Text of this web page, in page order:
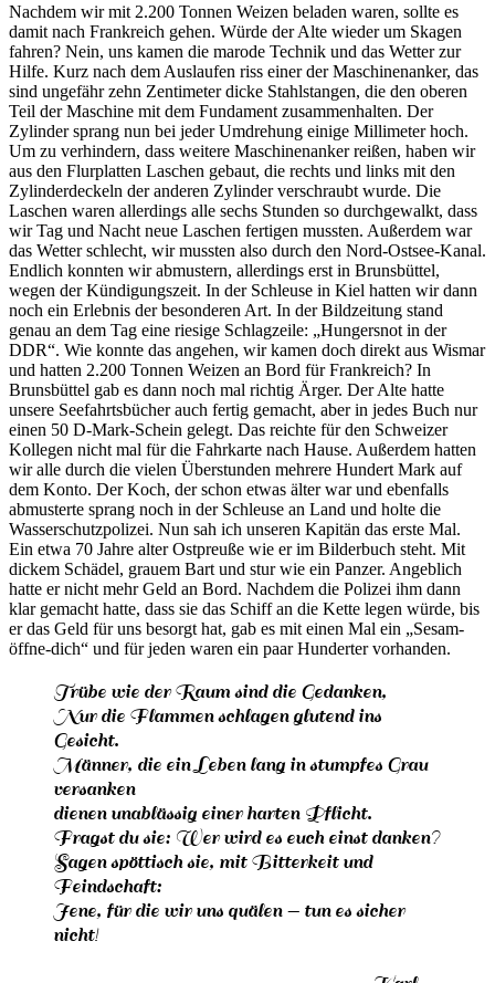
Nachdem wir mit 2.200 Tonnen Weizen beladen waren, sollte es
damit nach Frankreich gehen. Würde der Alte wieder um Skagen
fahren? Nein, uns kamen die marode Technik und das Wetter zur
Hilfe. Kurz nach dem Auslaufen riss einer der Maschinenanker, das
sind ungefähr zehn Zentimeter dicke Stahlstangen, die den oberen
Teil der Maschine mit dem Fundament zusammenhalten. Der
Zylinder sprang nun bei jeder Umdrehung einige Millimeter hoch.
Um zu verhindern, dass weitere Maschinenanker reißen, haben wir
aus den Flurplatten Laschen gebaut, die rechts und links mit den
Zylinderdeckeln der anderen Zylinder verschraubt wurde. Die
Laschen waren allerdings alle sechs Stunden so durchgewalkt, dass
wir Tag und Nacht neue Laschen fertigen mussten. Außerdem war
das Wetter schlecht, wir mussten also durch den Nord-Ostsee-Kanal.
Endlich konnten wir abmustern, allerdings erst in Brunsbüttel,
wegen der Kündigungszeit. In der Schleuse in Kiel hatten wir dann
noch ein Erlebnis der besonderen Art. In der Bildzeitung stand
genau an dem Tag eine riesige Schlagzeile:
Hungersnot in der
DDR . Wie konnte das angehen, wir kamen doch direkt aus Wismar
und hatten 2.200 Tonnen Weizen an Bord für Frankreich? In
Brunsbüttel gab es dann noch mal richtig Ärger. Der Alte hatte
unsere Seefahrtsbücher auch fertig gemacht, aber in jedes Buch nur
einen 50 D-Mark-Schein gelegt. Das reichte für den Schweizer
Kollegen nicht mal für die Fahrkarte nach Hause. Außerdem hatten
wir alle durch die vielen Überstunden mehrere Hundert Mark auf
dem Konto. Der Koch, der schon etwas älter war und ebenfalls
abmusterte sprang noch in der Schleuse an Land und holte die
Wasserschutzpolizei. Nun sah ich unseren Kapitän das erste Mal.
Ein etwa 70 Jahre alter Ostpreuße wie er im Bilderbuch steht. Mit
dickem Schädel, grauem Bart und stur wie ein Panzer. Angeblich
hatte er nicht mehr Geld an Bord. Nachdem die Polizei ihm dann
klar gemacht hatte, dass sie das Schiff an die Kette legen würde, bis
er das Geld für uns besorgt hat, gab es mit einen Mal ein
Sesam-
öffne-dich
und für jeden waren ein paar Hunderter vorhanden.
Trübe wie der Raum sind die Gedanken,
Nur die Flammen schlagen glutend ins
Gesicht.
Männer, die ein Leben lang in stumpfes Grau
versanken
dienen unablässig einer harten Pflicht.
Fragst du sie: Wer wird es euch einst danken?
Sagen spöttisch sie, mit Bitterkeit und
Feindschaft:
Jene, für die wir uns quälen — tun es sicher
nicht!